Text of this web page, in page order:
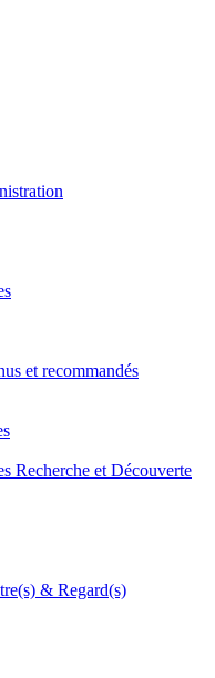
et recommandés
Recherche et Découverte
& Regard(s)